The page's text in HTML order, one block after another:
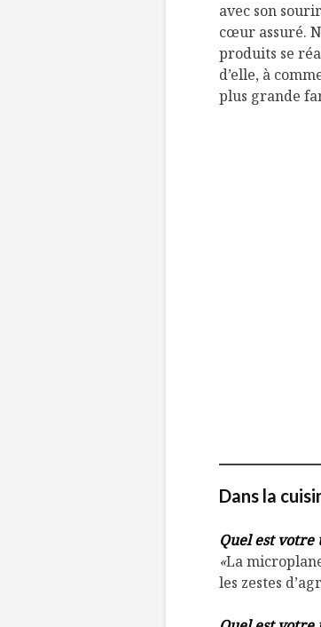
avec son
cœur assuré.
produits se
d’elle, à
plus grande
Dans la
Quel est votre
«La
les zestes